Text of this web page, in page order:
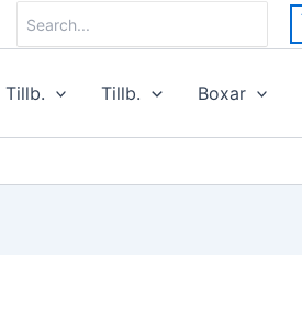
for:
Tillb. Tillb. Boxar